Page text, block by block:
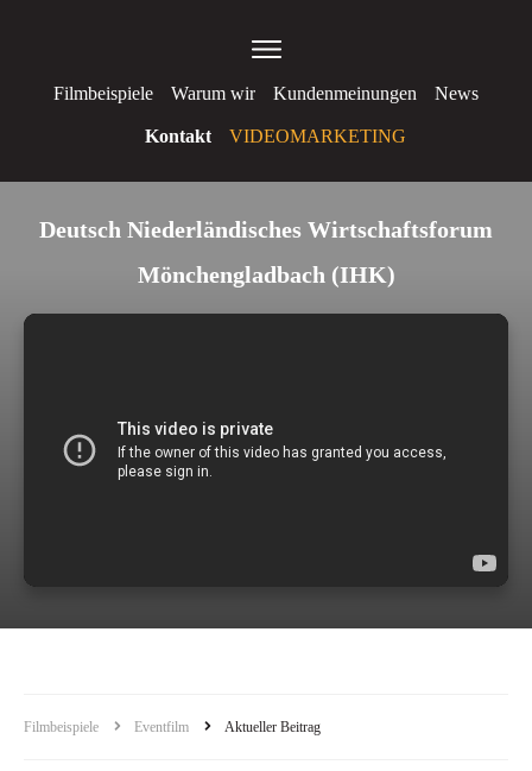
Filmbeispiele Warum wir Kundenmeinungen News
Kontakt VIDEOMARKETING
Deutsch Niederländisches Wirtschaftsforum
Mönchengladbach (IHK)
Filmbeispiele Eventfilm Aktueller Beitrag